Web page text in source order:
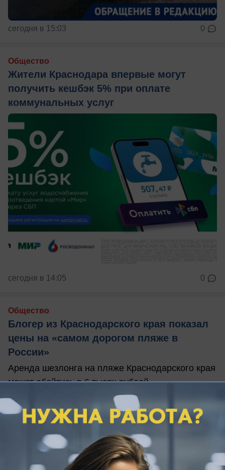
сегодня в 15:03 0
Общество
Жители Краснодара впервые могут
получить кешбэк 5% при оплате
коммунальных услуг
сегодня в 14:05 0
Общество
Блогер из Краснодарского края показал
цены на «самом дорогом пляже в
России»
Аренда шезлонга на пляже Краснодарского края
может обойтись в 6 тысяч рублей